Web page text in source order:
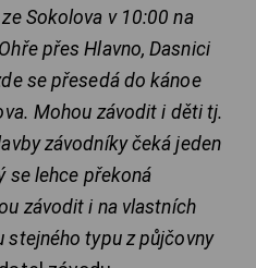
Sokolova v 10:00 na
přes Hlavno, Dasnici
se přesedá do kánoe
Mohou závodit i děti tj.
závodníky čeká jeden
se lehce překoná
závodit i na vlastních
stejného typu z půjčovny